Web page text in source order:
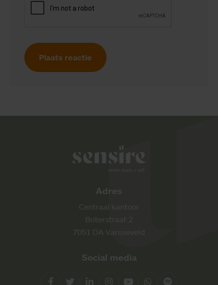
Plaats reactie
Adres
Centraal kantoor
Boterstraat 2
7051 DA Varsseveld
Social media